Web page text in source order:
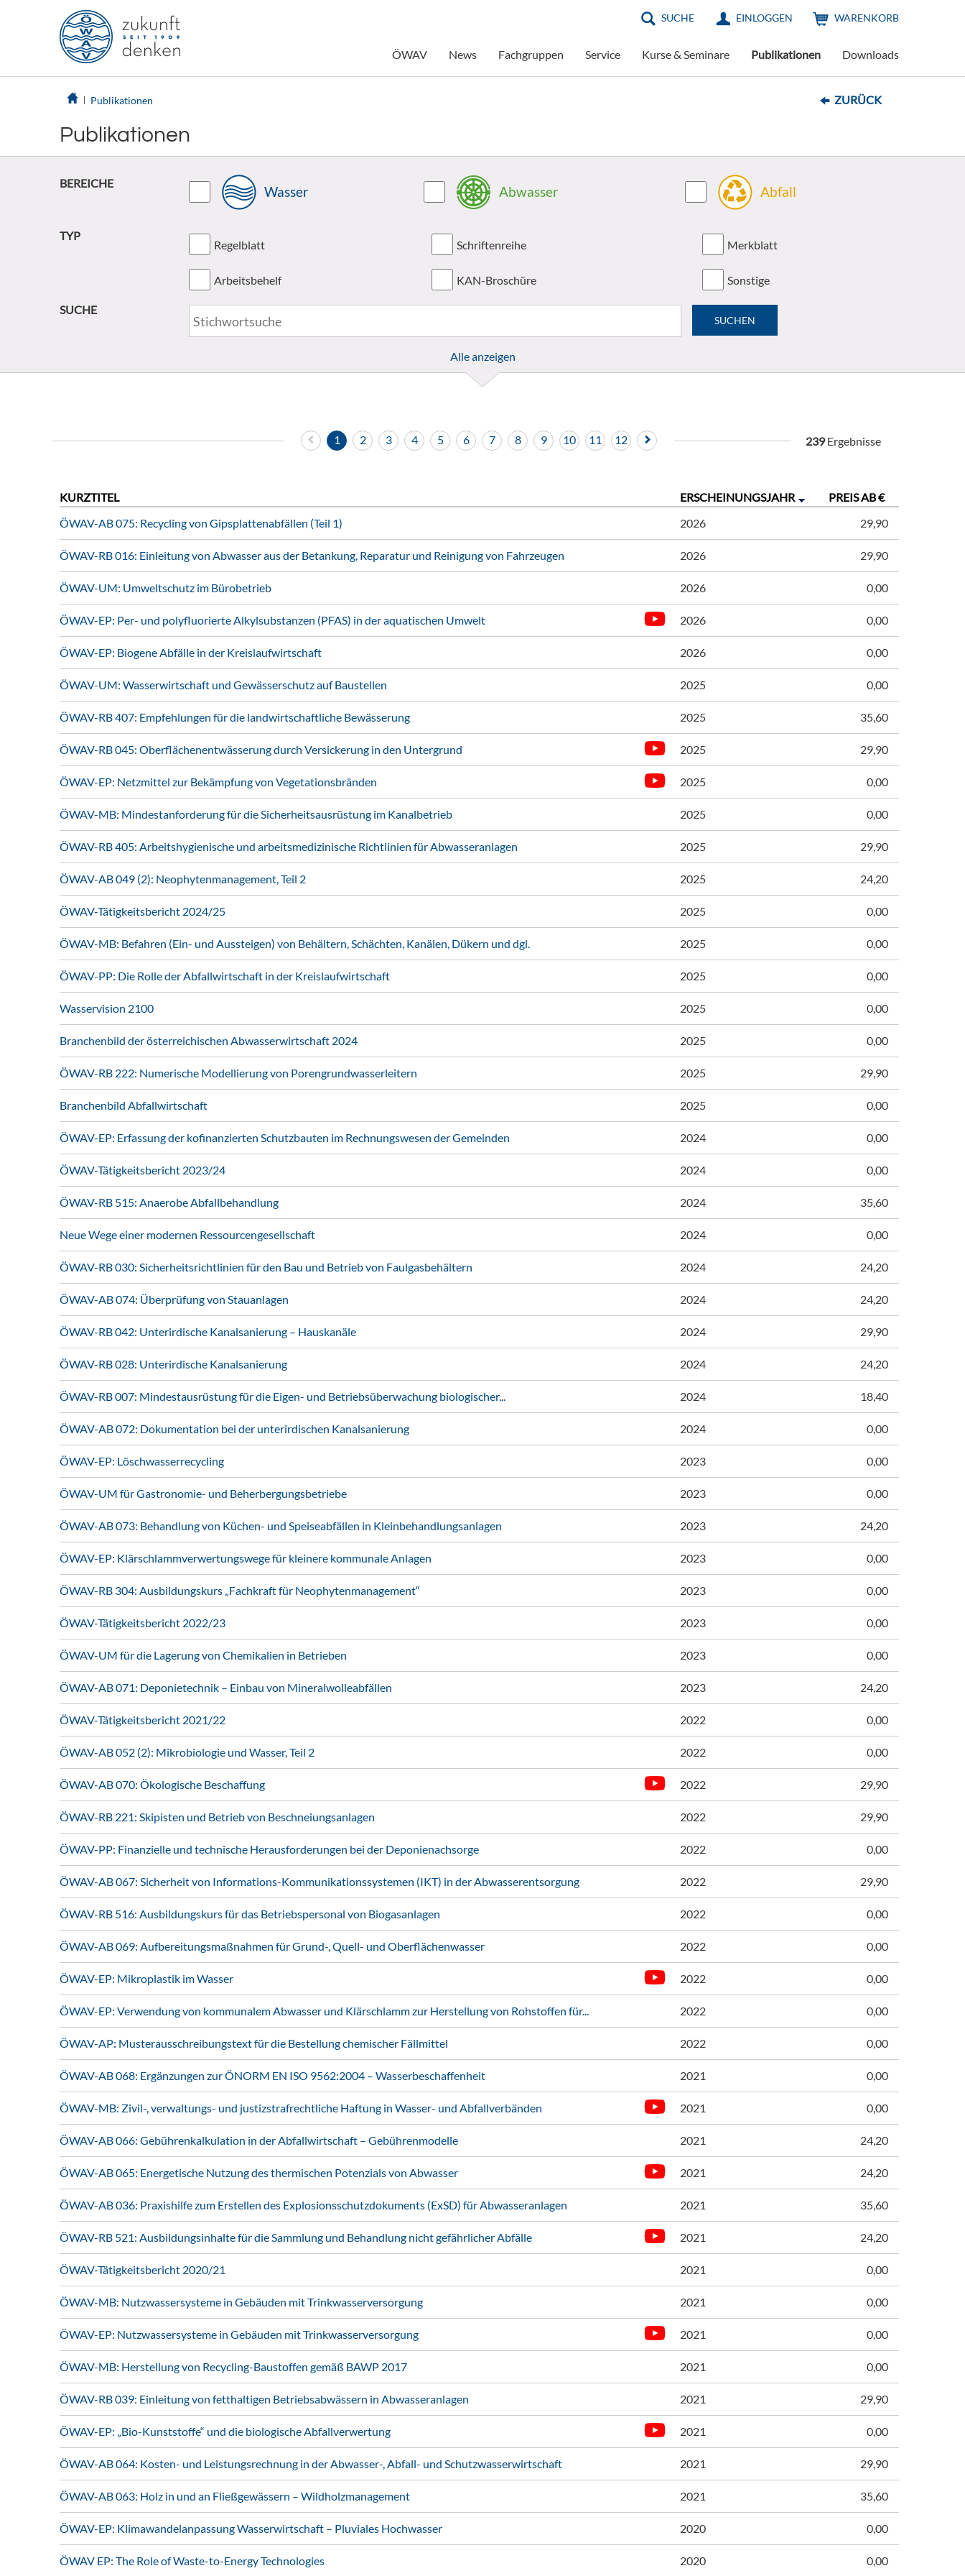
SUCHE EINLOGGEN WARENKORB
ÖWAV News Fachgruppen Service Kurse & Seminare Publikationen Downloads
Publikationen ZURÜCK
Publikationen
BEREICHE
Wasser Abwasser Abfall
TYP
Regelblatt Schriftenreihe Merkblatt
Arbeitsbehelf KAN-Broschüre Sonstige
SUCHE
Alle anzeigen
1 2 3 4 5 6 7 8 9 10 11 12 239Ergebnisse
KURZTITEL ERSCHEINUNGSJAHR
PREIS AB €
ÖWAV-AB 075: Recycling von Gipsplattenabfällen (Teil 1)
2026 29,90
ÖWAV-RB 016: Einleitung von Abwasser aus der Betankung, Reparatur und Reinigung von Fahrzeugen 2026 29,90
ÖWAV-UM: Umweltschutz im Bürobetrieb 2026 0,00
ÖWAV-EP: Per- und polyfluorierte Alkylsubstanzen (PFAS) in der aquatischen Umwelt 2026 0,00
ÖWAV-EP: Biogene Abfälle in der Kreislaufwirtschaft 2026 0,00
ÖWAV-UM: Wasserwirtschaft und Gewässerschutz auf Baustellen 2025 0,00
ÖWAV-RB 407: Empfehlungen für die landwirtschaftliche Bewässerung 2025 35,60
ÖWAV-RB 045: Oberflächenentwässerung durch Versickerung in den Untergrund 2025 29,90
ÖWAV-EP: Netzmittel zur Bekämpfung von Vegetationsbränden 2025 0,00
ÖWAV-MB: Mindestanforderung für die Sicherheitsausrüstung im Kanalbetrieb 2025 0,00
ÖWAV-RB 405: Arbeitshygienische und arbeitsmedizinische Richtlinien für Abwasseranlagen 2025 29,90
ÖWAV-AB 049 (2): Neophytenmanagement, Teil 2 2025 24,20
ÖWAV-Tätigkeitsbericht 2024/25 2025 0,00
ÖWAV-MB: Befahren (Ein- und Aussteigen) von Behältern, Schächten, Kanälen, Dükern und dgl. 2025 0,00
ÖWAV-PP: Die Rolle der Abfallwirtschaft in der Kreislaufwirtschaft 2025 0,00
Wasservision 2100 2025 0,00
Branchenbild der österreichischen Abwasserwirtschaft 2024 2025 0,00
ÖWAV-RB 222: Numerische Modellierung von Porengrundwasserleitern 2025 29,90
Branchenbild Abfallwirtschaft 2025 0,00
ÖWAV-EP: Erfassung der kofinanzierten Schutzbauten im Rechnungswesen der Gemeinden 2024 0,00
ÖWAV-Tätigkeitsbericht 2023/24 2024 0,00
ÖWAV-RB 515: Anaerobe Abfallbehandlung 2024 35,60
Neue Wege einer modernen Ressourcengesellschaft 2024 0,00
ÖWAV-RB 030: Sicherheitsrichtlinien für den Bau und Betrieb von Faulgasbehältern 2024 24,20
ÖWAV-AB 074: Überprüfung von Stauanlagen 2024 24,20
ÖWAV-RB 042: Unterirdische Kanalsanierung – Hauskanäle 2024 29,90
ÖWAV-RB 028: Unterirdische Kanalsanierung 2024 24,20
ÖWAV-RB 007: Mindestausrüstung für die Eigen- und Betriebsüberwachung biologischer... 2024 18,40
ÖWAV-AB 072: Dokumentation bei der unterirdischen Kanalsanierung 2024 0,00
ÖWAV-EP: Löschwasserrecycling 2023 0,00
ÖWAV-UM für Gastronomie- und Beherbergungsbetriebe 2023 0,00
ÖWAV-AB 073: Behandlung von Küchen- und Speiseabfällen in Kleinbehandlungsanlagen 2023 24,20
ÖWAV-EP: Klärschlammverwertungswege für kleinere kommunale Anlagen 2023 0,00
ÖWAV-RB 304: Ausbildungskurs „Fachkraft für Neophytenmanagement“ 2023 0,00
ÖWAV-Tätigkeitsbericht 2022/23 2023 0,00
ÖWAV-UM für die Lagerung von Chemikalien in Betrieben 2023 0,00
ÖWAV-AB 071: Deponietechnik – Einbau von Mineralwolleabfällen 2023 24,20
ÖWAV-Tätigkeitsbericht 2021/22 2022 0,00
ÖWAV-AB 052 (2): Mikrobiologie und Wasser, Teil 2 2022 0,00
ÖWAV-AB 070: Ökologische Beschaffung 2022 29,90
ÖWAV-RB 221: Skipisten und Betrieb von Beschneiungsanlagen 2022 29,90
ÖWAV-PP: Finanzielle und technische Herausforderungen bei der Deponienachsorge 2022 0,00
ÖWAV-AB 067: Sicherheit von Informations-Kommunikationssystemen (IKT) in der Abwasserentsorgung 2022 29,90
ÖWAV-RB 516: Ausbildungskurs für das Betriebspersonal von Biogasanlagen 2022 0,00
ÖWAV-AB 069: Aufbereitungsmaßnahmen für Grund-, Quell- und Oberflächenwasser 2022 0,00
ÖWAV-EP: Mikroplastik im Wasser 2022 0,00
ÖWAV-EP: Verwendung von kommunalem Abwasser und Klärschlamm zur Herstellung von Rohstoffen für... 2022 0,00
ÖWAV-AP: Musterausschreibungstext für die Bestellung chemischer Fällmittel 2022 0,00
ÖWAV-AB 068: Ergänzungen zur ÖNORM EN ISO 9562:2004 – Wasserbeschaffenheit 2021 0,00
ÖWAV-MB: Zivil-, verwaltungs- und justizstrafrechtliche Haftung in Wasser- und Abfallverbänden 2021 0,00
ÖWAV-AB 066: Gebührenkalkulation in der Abfallwirtschaft – Gebührenmodelle 2021 24,20
ÖWAV-AB 065: Energetische Nutzung des thermischen Potenzials von Abwasser 2021 24,20
ÖWAV-AB 036: Praxishilfe zum Erstellen des Explosionsschutzdokuments (ExSD) für Abwasseranlagen 2021 35,60
ÖWAV-RB 521: Ausbildungsinhalte für die Sammlung und Behandlung nicht gefährlicher Abfälle 2021 24,20
ÖWAV-Tätigkeitsbericht 2020/21 2021 0,00
ÖWAV-MB: Nutzwassersysteme in Gebäuden mit Trinkwasserversorgung 2021 0,00
ÖWAV-EP: Nutzwassersysteme in Gebäuden mit Trinkwasserversorgung 2021 0,00
ÖWAV-MB: Herstellung von Recycling-Baustoffen gemäß BAWP 2017 2021 0,00
ÖWAV-RB 039: Einleitung von fetthaltigen Betriebsabwässern in Abwasseranlagen 2021 29,90
ÖWAV-EP: „Bio-Kunststoffe“ und die biologische Abfallverwertung 2021 0,00
ÖWAV-AB 064: Kosten- und Leistungsrechnung in der Abwasser-, Abfall- und Schutzwasserwirtschaft 2021 29,90
ÖWAV-AB 063: Holz in und an Fließgewässern – Wildholzmanagement 2021 35,60
ÖWAV-EP: Klimawandelanpassung Wasserwirtschaft – Pluviales Hochwasser 2020 0,00
ÖWAV EP: The Role of Waste-to-Energy Technologies 2020 0,00